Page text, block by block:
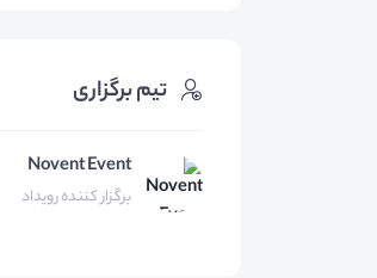
تیم برگزاری
Novent Event
برگزار کننده رویداد